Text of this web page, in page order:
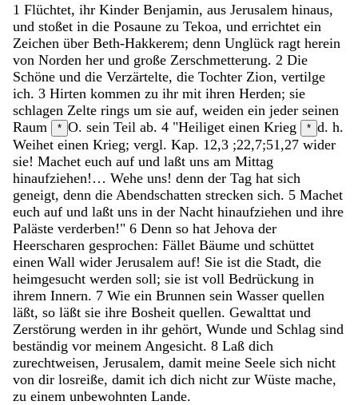
1 Flüchtet, ihr Kinder Benjamin, aus Jerusalem hinaus,
und stoßet in die Posaune zu Tekoa, und errichtet ein
Zeichen über Beth-Hakkerem; denn Unglück ragt herein
von Norden her und große Zerschmetterung. 2 Die
Schöne und die Verzärtelte, die Tochter Zion, vertilge
ich. 3 Hirten kommen zu ihr mit ihren Herden; sie
schlagen Zelte rings um sie auf, weiden ein jeder seinen
Raum
* O. sein Teil ab. 4 "Heiliget einen Krieg * d. h.
Weihet einen Krieg; vergl. Kap. 12,3 ;22,7;51,27 wider
sie! Machet euch auf und laßt uns am Mittag
hinaufziehen! … Wehe uns! denn der Tag hat sich
geneigt, denn die Abendschatten strecken sich. 5 Machet
euch auf und laßt uns in der Nacht hinaufziehen und ihre
Paläste verderben!" 6 Denn so hat Jehova der
Heerscharen gesprochen: Fället Bäume und schüttet
einen Wall wider Jerusalem auf! Sie ist die Stadt, die
heimgesucht werden soll; sie ist voll Bedrückung in
ihrem Innern. 7 Wie ein Brunnen sein Wasser quellen
läßt, so läßt sie ihre Bosheit quellen. Gewalttat und
Zerstörung werden in ihr gehört, Wunde und Schlag sind
beständig vor meinem Angesicht. 8 Laß dich
zurechtweisen, Jerusalem, damit meine Seele sich nicht
von dir losreiße, damit ich dich nicht zur Wüste mache,
zu einem unbewohnten Lande.